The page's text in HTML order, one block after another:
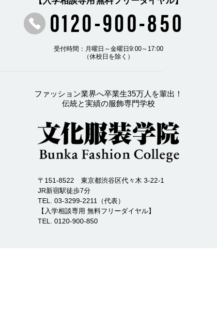
0120-900-850
受付時間：月曜日～金曜日9:00～17:00
（休校日を除く）
ファッション業界へ卒業生35万人を輩出！
伝統と実績の服飾専門学校
〒151-8522 東京都渋谷区代々木 3-22-1
JR新宿駅徒歩7分
TEL. 03-3299-2211（代表）
【入学相談専用 無料フリーダイヤル】
TEL. 0120-900-850